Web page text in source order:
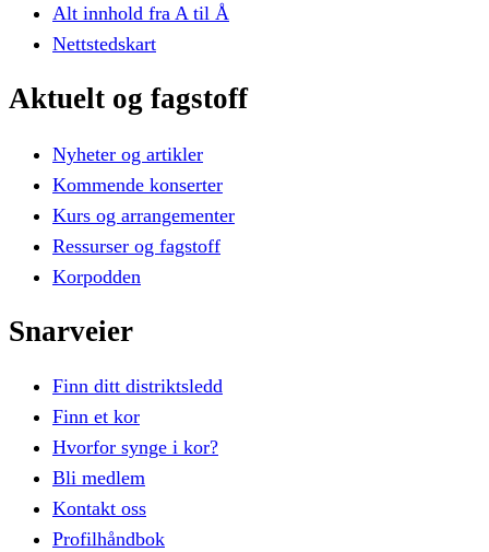
Alt innhold fra A til Å
Nettstedskart
Aktuelt og fagstoff
Nyheter og artikler
Kommende konserter
Kurs og arrangementer
Ressurser og fagstoff
Korpodden
Snarveier
Finn ditt distriktsledd
Finn et kor
Hvorfor synge i kor?
Bli medlem
Kontakt oss
Profilhåndbok